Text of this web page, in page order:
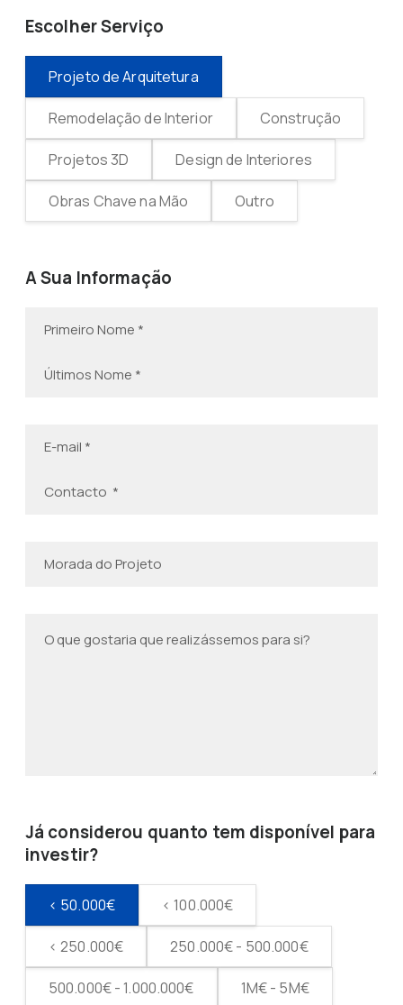
Escolher Serviço
Projeto de Arquitetura
Remodelação de Interior Construção
Projetos 3D Design de Interiores
Obras Chave na Mão Outro
A Sua Informação
Já considerou quanto tem disponível para
investir?
< 50.000€ < 100.000€
< 250.000€ 250.000€ - 500.000€
500.000€ - 1.000.000€ 1M€ - 5M€